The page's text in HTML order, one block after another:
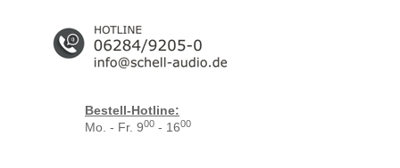
Bestell-Hotline:
Mo. - Fr. 900 - 1600